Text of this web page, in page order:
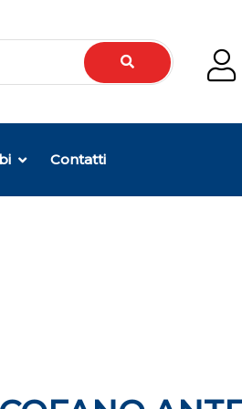
Contatti